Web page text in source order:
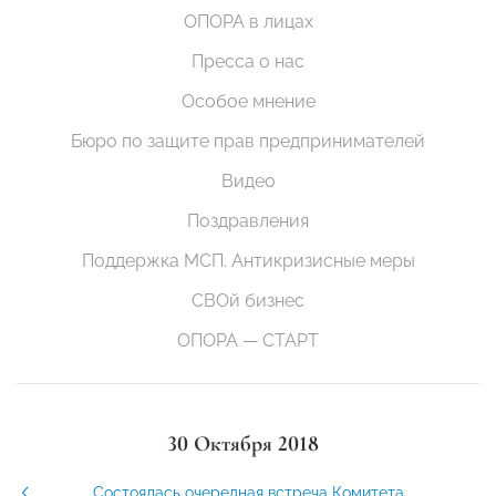
ОПОРА в лицах
Пресса о нас
Особое мнение
Бюро по защите прав предпринимателей
Видео
Поздравления
Поддержка МСП. Антикризисные меры
СВОй бизнес
ОПОРА — СТАРТ
30 Октября 2018